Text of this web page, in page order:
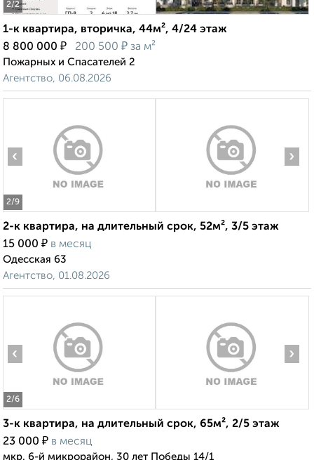
2/2
1-к квартира, вторичка, 44м², 4/24 этаж
8 800 000 ₽ 200 500 ₽ за м²
Пожарных и Спасателей 2
Агентство, 06.08.2026
2/9
‹ ›
2-к квартира, на длительный срок, 52м², 3/5 этаж
15 000 ₽ в месяц
Одесская 63
Агентство, 01.08.2026
2/6
‹ ›
3-к квартира, на длительный срок, 65м², 2/5 этаж
23 000 ₽ в месяц
мкр. 6-й микрорайон, 30 лет Победы 14/1